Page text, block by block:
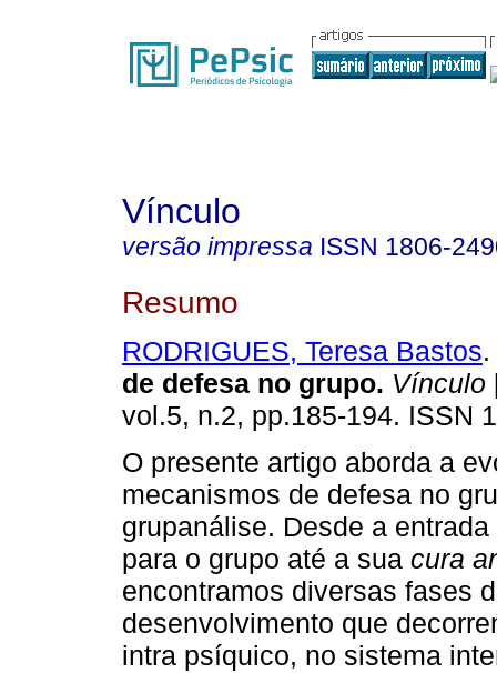
Vínculo
versão impressa ISSN 1806-
Resumo
RODRIGUES, Teresa Bastos.
de defesa no grupo. Vínculo
vol.5, n.2, pp.185-194. ISSN
O presente artigo aborda a
mecanismos de defesa no
grupanálise. Desde a
para o grupo até a sua cura
encontramos diversas fases
desenvolvimento que
intra psíquico, no sistema